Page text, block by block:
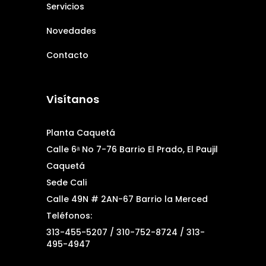
Servicios
Novedades
Contacto
Visítanos
Planta Caquetá
Calle 6ᵃ No 7-76 Barrio El Prado, El Paujil
Caquetá
Sede Cali
Calle 49N # 2AN-67 Barrio la Merced
Teléfonos:
313-455-5207 / 310-752-8724 / 313-
495-4947